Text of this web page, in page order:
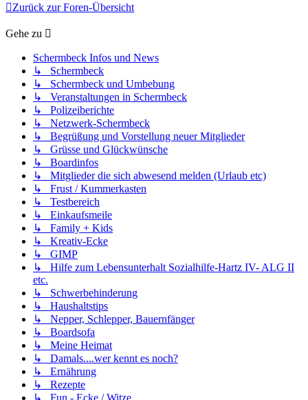
Zurück zur Foren-Übersicht
Gehe zu
Schermbeck Infos und News
↳ Schermbeck
↳ Schermbeck und Umbebung
↳ Veranstaltungen in Schermbeck
↳ Polizeiberichte
↳ Netzwerk-Schermbeck
↳ Begrüßung und Vorstellung neuer Mitglieder
↳ Grüsse und Glückwünsche
↳ Boardinfos
↳ Mitglieder die sich abwesend melden (Urlaub etc)
↳ Frust / Kummerkasten
↳ Testbereich
↳ Einkaufsmeile
↳ Family + Kids
↳ Kreativ-Ecke
↳ GIMP
↳ Hilfe zum Lebensunterhalt Sozialhilfe-Hartz IV- ALG II
etc.
↳ Schwerbehinderung
↳ Haushaltstips
↳ Nepper, Schlepper, Bauernfänger
↳ Boardsofa
↳ Meine Heimat
↳ Damals....wer kennt es noch?
↳ Ernährung
↳ Rezepte